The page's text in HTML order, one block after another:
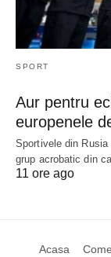
SPORT
Aur pentru
europenele
Sportivele din
grup acrobatic din
11 ore ago
Acasa